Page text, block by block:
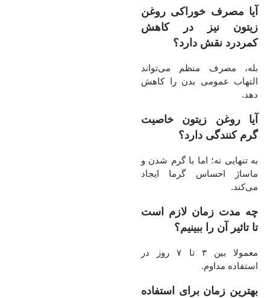
آیا مصرف خوراکی روغن
زیتون نیز در کاهش
کمردرد نقش دارد؟
بله، مصرف منظم می‌تواند
التهاب عمومی بدن را کاهش
دهد.
آیا روغن زیتون خاصیت
گرم‌ کنندگی دارد؟
به‌ تنهایی نه؛ اما با گرم شدن و
ماساژ احساس گرما ایجاد
می‌کند.
چه مدت زمان لازم است
تا تاثیر آن را ببینیم؟
معمولا بین ۳ تا ۷ روز در
استفاده مداوم.
بهترین زمان برای استفاده